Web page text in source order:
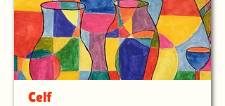
Celf